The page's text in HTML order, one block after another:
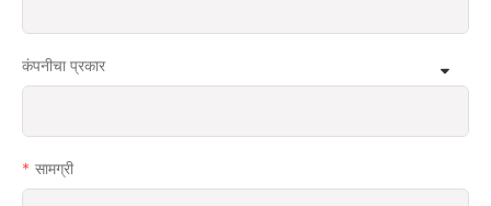
कंपनीचा प्रकार
सामग्री